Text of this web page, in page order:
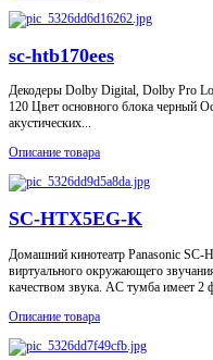
sc-htb170ees
Декодеры Dolby Digital, Dolby Pro
120 Цвет основного блока черный
акустических...
Описание товара
SC-HTX5EG-K
Домашний кинотеатр Panasonic SC-
виртуального окружающего
качеством звука. AC тумба имеет 2
Описание товара